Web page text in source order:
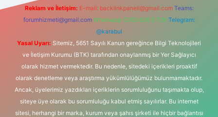
Reklam ve İletişim: E-mail: backlinkpaneli@gmail.com Teams:
forumhizmeti@gmail.com Whatsapp: 0262 606 0 726 Telegram:
@karabul
Yasal Uyarı: Sitemiz, 5651 Sayılı Kanun gereğince Bilgi Teknolojileri
ve İletişim Kurumu (BTK) tarafından onaylanmış bir Yer Sağlayıcı
olarak hizmet vermektedir. Bu nedenle, sitedeki içerikleri proaktif
olarak denetleme veya araştırma yükümlülüğümüz bulunmamaktadır.
Ancak, üyelerimiz yazdıkları içeriklerin sorumluluğunu taşımakta olup,
siteye üye olarak bu sorumluluğu kabul etmiş sayılırlar. Bu internet
sitesi, herhangi bir marka, kurum veya şahıs şirketi ile hiçbir bağlantısı